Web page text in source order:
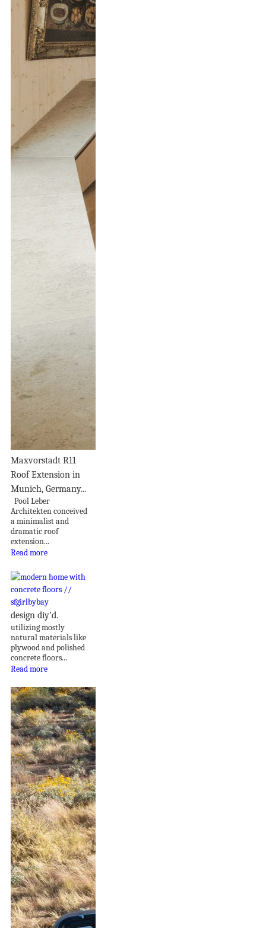
Maxvorstadt R11
Roof Extension in
Munich, Germany...
Pool Leber
Architekten conceived
a minimalist and
dramatic roof
extension...
Read more
design diy’d.
utilizing mostly
natural materials like
plywood and polished
concrete floors...
Read more